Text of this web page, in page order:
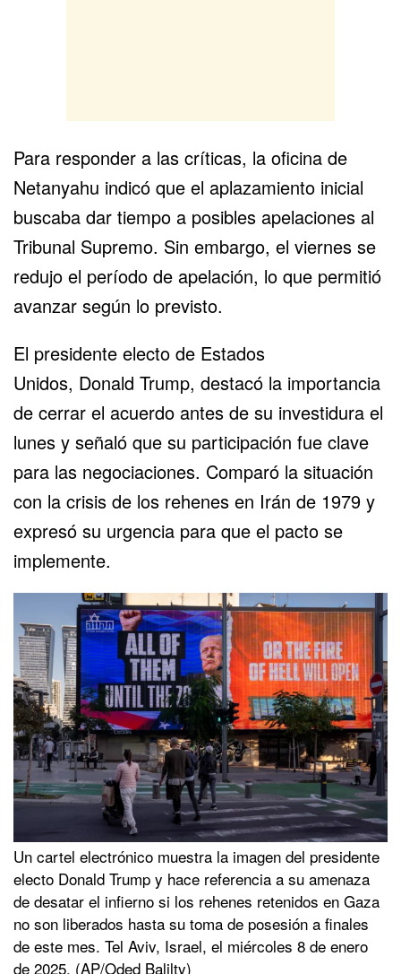
Para responder a las críticas, la oficina de
Netanyahu indicó que el aplazamiento inicial
buscaba dar tiempo a posibles apelaciones al
Tribunal Supremo. Sin embargo, el viernes se
redujo el período de apelación, lo que permitió
avanzar según lo previsto.
El presidente electo de Estados
Unidos, Donald Trump, destacó la importancia
de cerrar el acuerdo antes de su investidura el
lunes y señaló que su participación fue clave
para las negociaciones. Comparó la situación
con la crisis de los rehenes en Irán de 1979 y
expresó su urgencia para que el pacto se
implemente.
Un cartel electrónico muestra la imagen del presidente
electo Donald Trump y hace referencia a su amenaza
de desatar el infierno si los rehenes retenidos en Gaza
no son liberados hasta su toma de posesión a finales
de este mes. Tel Aviv, Israel, el miércoles 8 de enero
de 2025. (AP/Oded Balilty)